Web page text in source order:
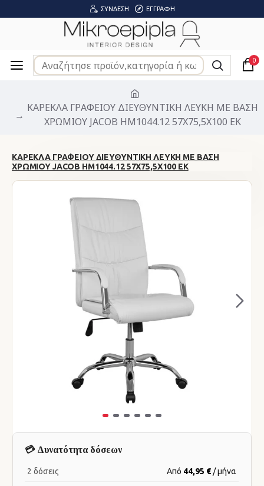
ΣΎΝΔΕΣΗ ΕΓΓΡΑΦΉ
0
ΚΑΡΕΚΛΑ ΓΡΑΦΕΙΟΥ ΔΙΕΥΘΥΝΤΙΚΗ ΛΕΥΚΗ ΜΕ ΒΑΣΗ
ΧΡΩΜΙΟΥ JACOB HM1044.12 57Χ75,5Χ100 ΕΚ
ΚΑΡΕΚΛΑ ΓΡΑΦΕΙΟΥ ΔΙΕΥΘΥΝΤΙΚΗ ΛΕΥΚΗ ΜΕ ΒΑΣΗ
ΧΡΩΜΙΟΥ JACOB HM1044.12 57Χ75,5Χ100 ΕΚ
💳 Δυνατότητα δόσεων
2 δόσεις Από 44,95 € / μήνα